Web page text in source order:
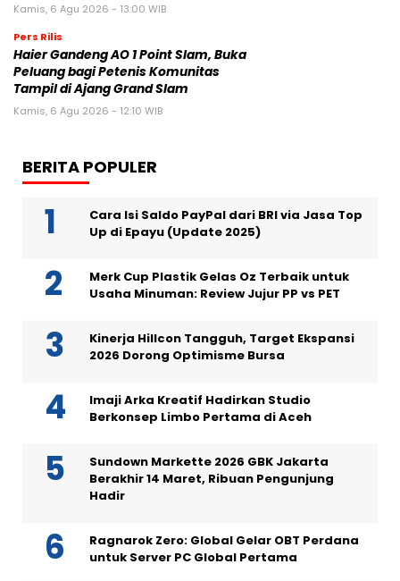
Kamis, 6 Agu 2026 - 13:00 WIB
Pers Rilis
Haier Gandeng AO 1 Point Slam, Buka
Peluang bagi Petenis Komunitas
Tampil di Ajang Grand Slam
Kamis, 6 Agu 2026 - 12:10 WIB
BERITA POPULER
Cara Isi Saldo PayPal dari BRI via Jasa Top
Up di Epayu (Update 2025)
Merk Cup Plastik Gelas Oz Terbaik untuk
Usaha Minuman: Review Jujur PP vs PET
Kinerja Hillcon Tangguh, Target Ekspansi
2026 Dorong Optimisme Bursa
Imaji Arka Kreatif Hadirkan Studio
Berkonsep Limbo Pertama di Aceh
Sundown Markette 2026 GBK Jakarta
Berakhir 14 Maret, Ribuan Pengunjung
Hadir
Ragnarok Zero: Global Gelar OBT Perdana
untuk Server PC Global Pertama